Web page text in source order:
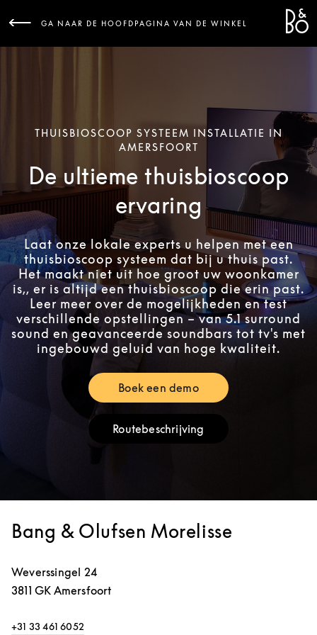
GA NAAR DE HOOFDPAGINA VAN DE WINKEL
THUISBIOSCOOP SYSTEEM INSTALLATIE IN
AMERSFOORT
De ultieme thuisbioscoop
ervaring
Laat onze lokale experts u helpen met een
thuisbioscoop systeem dat bij u thuis past.
Het maakt niet uit hoe groot uw woonkamer
is,, er is altijd een thuisbioscoop die erin past.
Leer meer over de mogelijkheden en test
verschillende opstellingen – van 5.1 surround
sound en geavanceerde soundbars tot tv's met
ingebouwd geluid van hoge kwaliteit.
Boek een demoLink Opens in New Tab
RoutebeschrijvingLink Opens in New Tab
Bang & Olufsen Morelisse
Weverssingel 24
3811 GK Amersfoort
+31 33 461 6052